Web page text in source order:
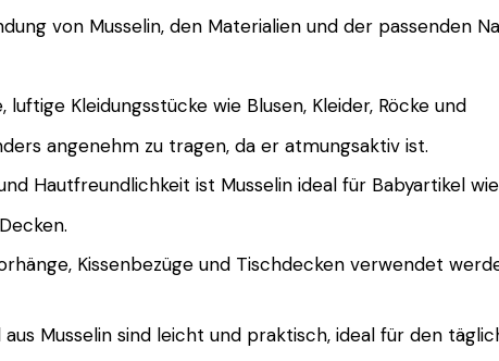
von Musselin, den Materialien und der passenden
luftige Kleidungsstücke wie Blusen, Kleider, Röcke und
angenehm zu tragen, da er atmungsaktiv ist.
Hautfreundlichkeit ist Musselin ideal für Babyartikel wie
Kissenbezüge und Tischdecken verwendet
Musselin sind leicht und praktisch, ideal für den